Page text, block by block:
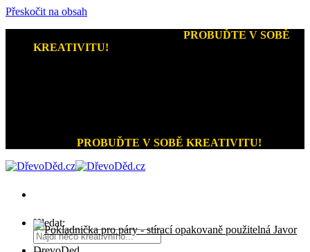
Přeskočit na obsah
PROBUĎTE V SOBĚ
KREATIVITU!
PROBUĎTE V SOBĚ KREATIVITU!
Hledat: